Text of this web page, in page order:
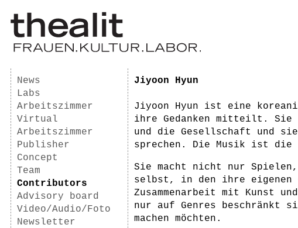
News
Labs
Arbeitszimmer
Virtual
Arbeitszimmer
Publisher
Concept
Team
Contributors
Advisory board
Video/Audio/Foto
Newsletter
Jiyoon Hyun
Jiyoon Hyun ist eine
ihre Gedanken mitteilt. Sie
und die Gesellschaft und
sprechen. Die Musik ist
Sie macht nicht nur
selbst, in den ihre eigenen
Zusammenarbeit mit Kunst
nur auf Genres beschränkt
machen möchten.